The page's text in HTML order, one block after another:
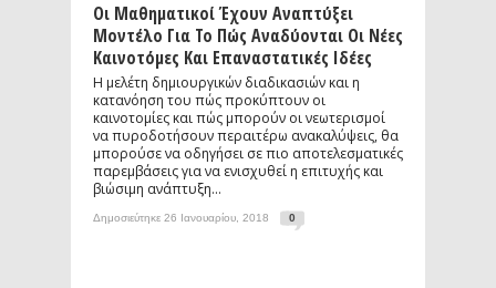
Οι Μαθηματικοί Έχουν Αναπτύξει
Μοντέλο Για Το Πώς Αναδύονται Οι Νέες
Καινοτόμες Και Επαναστατικές Ιδέες
Η μελέτη δημιουργικών διαδικασιών και η
κατανόηση του πώς προκύπτουν οι
καινοτομίες και πώς μπορούν οι νεωτερισμοί
να πυροδοτήσουν περαιτέρω ανακαλύψεις, θα
μπορούσε να οδηγήσει σε πιο αποτελεσματικές
παρεμβάσεις για να ενισχυθεί η επιτυχής και
βιώσιμη ανάπτυξη...
Δημοσιεύτηκε 26 Ιανουαρίου, 2018 0